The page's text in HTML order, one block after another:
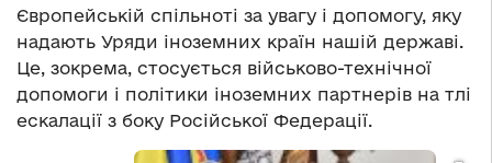
Європейській спільноті за увагу і допомогу, яку
надають Уряди іноземних країн нашій державі.
Це, зокрема, стосується військово-технічної
допомоги і політики іноземних партнерів на тлі
ескалації з боку Російської Федерації.